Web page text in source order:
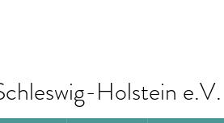
Holstein e.V.